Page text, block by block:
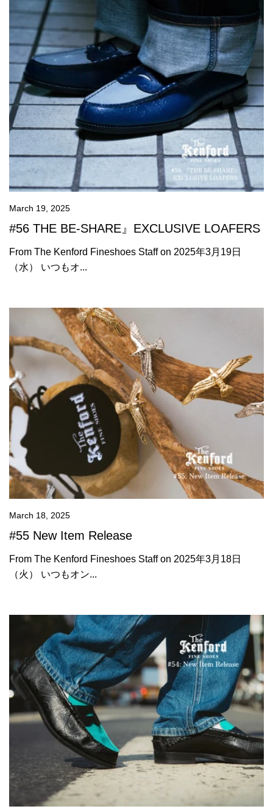
March 19, 2025
#56 THE BE-SHARE』EXCLUSIVE LOAFERS
From The Kenford Fineshoes Staff on 2025年3月19日
（水） いつもオ...
March 18, 2025
#55 New Item Release
From The Kenford Fineshoes Staff on 2025年3月18日
（火） いつもオン...